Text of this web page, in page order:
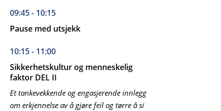
09:45 - 10:15
Pause med utsjekk
10:15 - 11:00
Sikkerhetskultur og menneskelig
faktor DEL II
Et tankevekkende og engasjerende innlegg
om erkjennelse av å gjøre feil og tørre å si